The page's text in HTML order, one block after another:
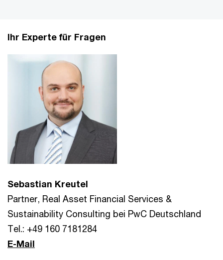
Ihr Experte für Fragen
Sebastian Kreutel
Partner, Real Asset Financial Services &
Sustainability Consulting bei PwC Deutschland
Tel.: +49 160 7181284
E-Mail